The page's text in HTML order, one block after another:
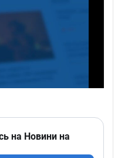
на Новини на